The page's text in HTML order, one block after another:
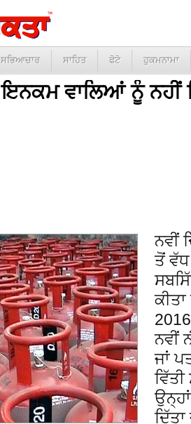
ਸਭਿਆਚਾਰ ਸਾਹਿਤ ਫੋਟੋ ਹੁਕਮਨਾਮਾ
ਵਾਲਿਆਂ ਨੂੰ ਨਹੀਂ
ਨਵੀਂ
ਤੋਂ ਵੱਧ
ਨਵੀਂ
ਜਾਂ